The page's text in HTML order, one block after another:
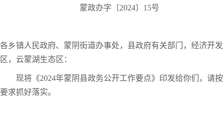
蒙政办字〔2024〕15号
各乡镇人民政府、蒙阴街道办事处，县政府有关部门，经济开发
区，云蒙湖生态区：
现将《2024年蒙阴县政务公开工作要点》印发给你们，请按
要求抓好落实。